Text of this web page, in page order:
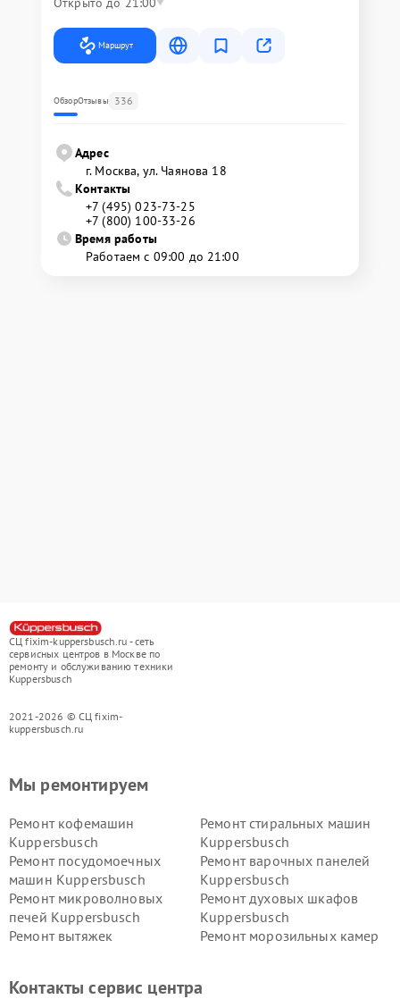
Маршрут
ОбзорОтзывы 336
Адрес
г. Москва, ул. Чаянова 18
Контакты
+7 (495) 023-73-25
+7 (800) 100-33-26
Время работы
Работаем с 09:00 до 21:00
СЦ fixim-kuppersbusch.ru - сеть
сервисных центров в Москве по
ремонту и обслуживанию техники
Kuppersbusch
2021-2026 © СЦ fixim-
kuppersbusch.ru
Мы ремонтируем
Ремонт кофемашин
Kuppersbusch
Ремонт стиральных машин
Kuppersbusch
Ремонт посудомоечных
машин Kuppersbusch
Ремонт варочных панелей
Kuppersbusch
Ремонт микроволновых
печей Kuppersbusch
Ремонт духовых шкафов
Kuppersbusch
Ремонт вытяжек
Ремонт морозильных камер
Kuppersbusch
вакуумных упаковщиков
Контакты сервис центра